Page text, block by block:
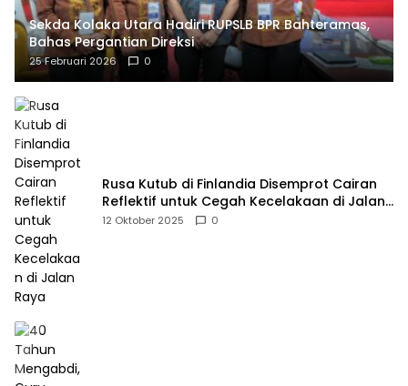
Sekda Kolaka Utara Hadiri RUPSLB BPR Bahteramas,
Bahas Pergantian Direksi
25 Februari 2026 0
Rusa Kutub di Finlandia Disemprot Cairan
Reflektif untuk Cegah Kecelakaan di Jalan
Raya
12 Oktober 2025 0